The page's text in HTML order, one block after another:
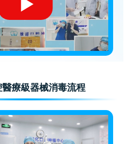
療級器械消毒流程